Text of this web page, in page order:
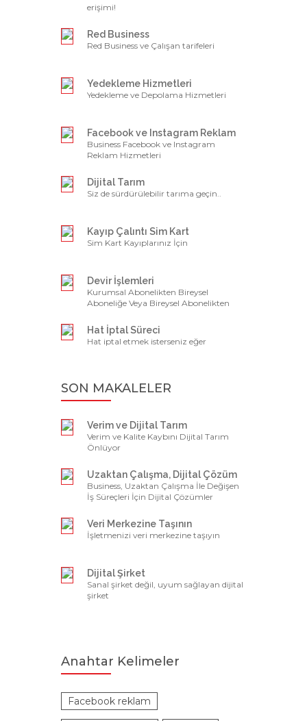
erişimi!
Red Business
Red Business ve Çalışan tarifeleri
Yedekleme Hizmetleri
Yedekleme ve Depolama Hizmetleri
Facebook ve Instagram Reklam
Business Facebook ve Instagram
Reklam Hizmetleri
Dijital Tarım
Siz de sürdürülebilir tarıma geçin..
Kayıp Çalıntı Sim Kart
Sim Kart Kayıplarınız İçin
Devir İşlemleri
Kurumsal Abonelikten Bireysel
Aboneliğe Veya Bireysel Abonelikten
Hat İptal Süreci
Hat iptal etmek isterseniz eğer
SON MAKALELER
Verim ve Dijital Tarım
Verim ve Kalite Kaybını Dijital Tarım
Önlüyor
Uzaktan Çalışma, Dijital Çözüm
Business, Uzaktan Çalışma İle Değişen
İş Süreçleri İçin Dijital Çözümler
Veri Merkezine Taşının
İşletmenizi veri merkezine taşıyın
Dijital Şirket
Sanal şirket değil, uyum sağlayan dijital
şirket
Anahtar Kelimeler
Facebook reklam